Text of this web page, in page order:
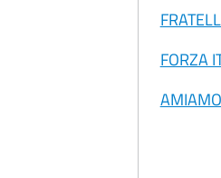
FORZA